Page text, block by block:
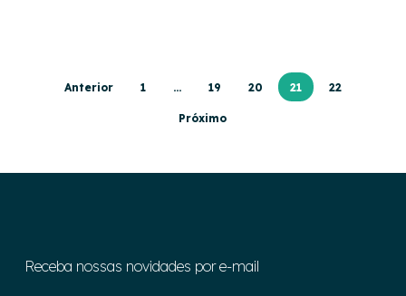
Anterior 1 … 19 20 21 22
Próximo
Receba nossas novidades por e-mail